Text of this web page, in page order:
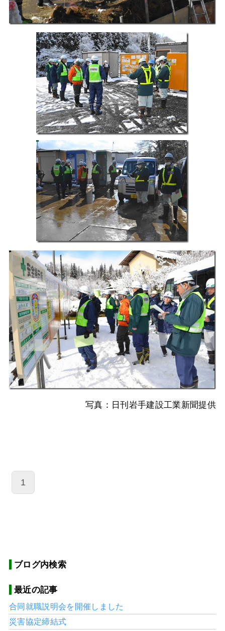
写真：日刊岩手建設工業新聞提供
1
ブログ内検索
最近の記事
合同就職説明会を開催しました
災害協定締結式